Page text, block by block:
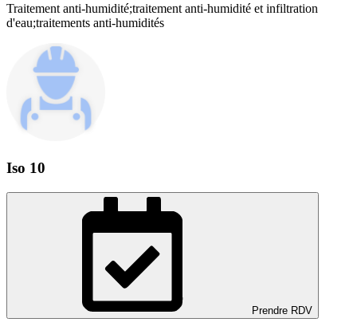
Traitement anti-humidité;traitement anti-humidité et infiltration
d'eau;traitements anti-humidités
Iso 10
Prendre RDV